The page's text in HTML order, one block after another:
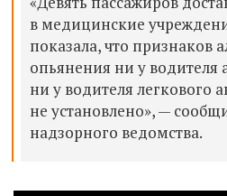
в медицинские
показала, что признаков
опьянения ни у водителя
ни у водителя легкового
не установлено», —
надзорного ведомства.